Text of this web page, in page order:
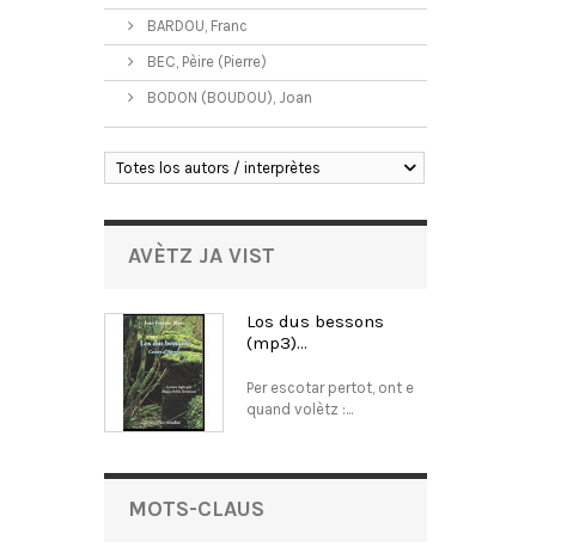
BARDOU, Franc
BEC, Pèire (Pierre)
BODON (BOUDOU), Joan
Totes los autors / interprètes
AVÈTZ JA VIST
Los dus bessons
(mp3)...
Per escotar pertot, ont e
quand volètz :...
MOTS-CLAUS